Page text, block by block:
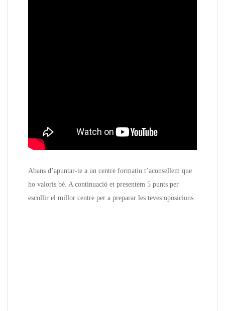
Abans d’apuntar-te a un centre formatiu t’aconsellem que
ho valoris bé. A continuació et presentem 5 punts per
escollir el millor centre per a preparar les teves oposicions.